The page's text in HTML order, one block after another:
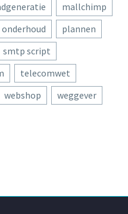
mallchimp
onderhoud
plannen
smtp script
telecomwet
webshop
weggever